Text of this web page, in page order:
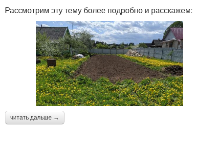
Рассмотрим эту тему более подробно и расскажем:
читать дальше →